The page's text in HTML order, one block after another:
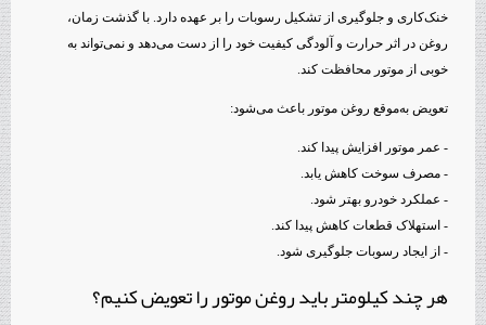
خنک‌کاری و جلوگیری از تشکیل رسوبات را بر عهده دارد. با گذشت زمان،
روغن در اثر حرارت و آلودگی کیفیت خود را از دست می‌دهد و نمی‌تواند به
خوبی از موتور محافظت کند.
تعویض به‌موقع روغن موتور باعث می‌شود:
- عمر موتور افزایش پیدا کند.
- مصرف سوخت کاهش یابد.
- عملکرد خودرو بهتر شود.
- استهلاک قطعات کاهش پیدا کند.
- از ایجاد رسوبات جلوگیری شود.
هر چند کیلومتر باید روغن موتور را تعویض کنیم؟